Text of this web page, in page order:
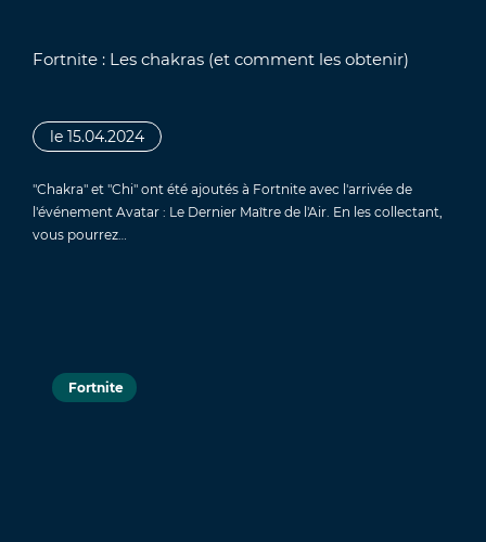
Fortnite : Les chakras (et comment les obtenir)
le 15.04.2024
"Chakra" et "Chi" ont été ajoutés à Fortnite avec l'arrivée de
l'événement Avatar : Le Dernier Maître de l'Air. En les collectant,
vous pourrez…
Fortnite